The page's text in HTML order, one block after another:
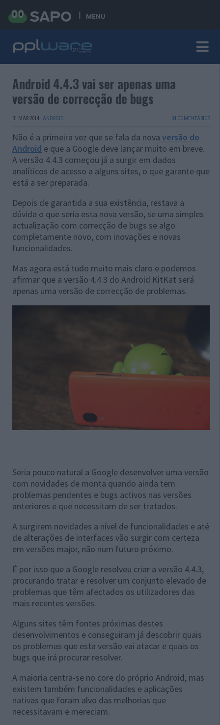
MENU
Android 4.4.3 vai ser apenas uma
versão de correcção de bugs
31 MAR 2014 · ANDROID 34 COMENTÁRIOS
Não é a primeira vez que se fala da nova versão do
Android e que a Google deve lançar muito em breve.
A versão 4.4.3 começou já a surgir em dados
analíticos de acesso a alguns sites, o que garante que
está a ser preparada.
Depois de garantida a sua existência, restava a
dúvida o que seria esta nova versão, se uma simples
actualização com correcção de bugs se algo
completamente novo, com inovações e novas
funcionalidades.
Mas agora está tudo muito mais claro e podemos
afirmar que a versão 4.4.3 do Android KitKat será
apenas uma versão de correcção de problemas.
Seria pouco natural a Google desenvolver uma versão
com novidades de monta quando ainda tem
problemas pendentes e bugs activos nas versões
anteriores e que necessitam de ser tratados.
A surgirem novidades a nível de funcionalidades e até
de alterações de interfaces vão surgir com certeza
em versões major, não num futuro próximo.
É por isso que a Google resolveu criar a versão 4.4.3,
procurando tratar e resolver um conjunto elevado de
problemas que têm afectados os utilizadores das
mais recentes versões.
Alguns sites têm fontes próximas destes
desenvolvimentos e conseguiram já descobrir quais
os problemas que esta versão vai atacar e quais os
bugs que irá procurar resolver.
A maioria centra-se no core do próprio Android, mas
existem também funcionalidades e aplicações
nativas que foram alvo das melhorias que
necessitavam e mereciam.